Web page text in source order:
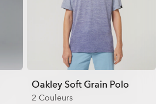
Oakley Soft Grain Polo
2 Couleurs